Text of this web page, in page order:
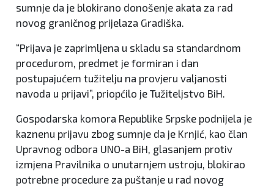
sumnje da je blokirano donošenje akata za rad
novog graničnog prijelaza Gradiška.
“Prijava je zaprimljena u skladu sa standardnom
procedurom, predmet je formiran i dan
postupajućem tužitelju na provjeru valjanosti
navoda u prijavi”, priopćilo je Tužiteljstvo BiH.
Gospodarska komora Republike Srpske podnijela je
kaznenu prijavu zbog sumnje da je Krnjić, kao član
Upravnog odbora UNO-a BiH, glasanjem protiv
izmjena Pravilnika o unutarnjem ustroju, blokirao
potrebne procedure za puštanje u rad novog